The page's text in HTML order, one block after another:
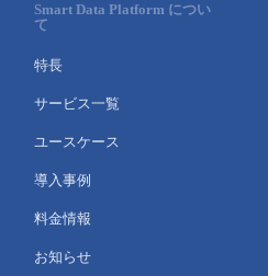
Smart Data Platform につい
て
特長
サービス一覧
ユースケース
導入事例
料金情報
お知らせ